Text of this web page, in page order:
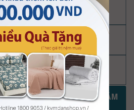
KHAI TRƯƠNG NĂM